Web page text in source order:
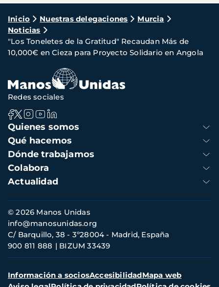
Ruta
de
navegación
Inicio Nuestras delegaciones
Murcia
Noticias
"Los Toneletes de la Gratitud" Recaudan Más de
10,000€ en Cieza para Proyecto Solidario en Angola
Navegación
principal
Quienes somos
Qué hacemos
Dónde trabajamos
Colabora
Actualidad
Redes sociales
Información
de
contacto
© 2026 Manos Unidas
C/ Barquillo, 38 - 3º28004 - Madrid, España
900 811 888
BIZUM 33439
info@manosunidas.org
Menú
secundario
Información a sociosAccesibilidadMapa web